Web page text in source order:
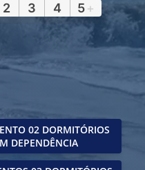
2 3 4 5+
02 DORMITÓRIOS
DEPENDÊNCIA